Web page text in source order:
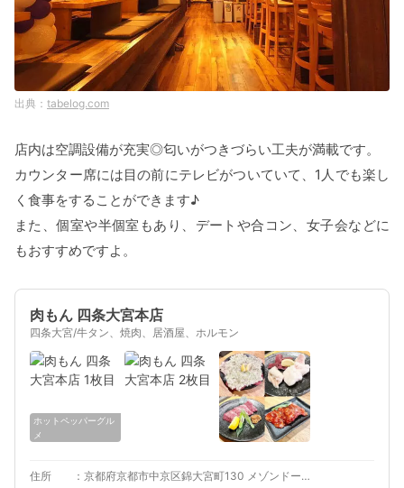
tabelog.com
店内は空調設備が充実◎匂いがつきづらい工夫が満載です。
カウンター席には目の前にテレビがついていて、1人でも楽し
く食事をすることができます♪
また、個室や半個室もあり、デートや合コン、女子会などに
もおすすめですよ。
肉もん 四条大宮本店
四条大宮/牛タン、焼肉、居酒屋、ホルモン
ホットペッパーグル
メ
住所 京都府京都市中京区錦大宮町130 メゾンドール四条大宮 1F